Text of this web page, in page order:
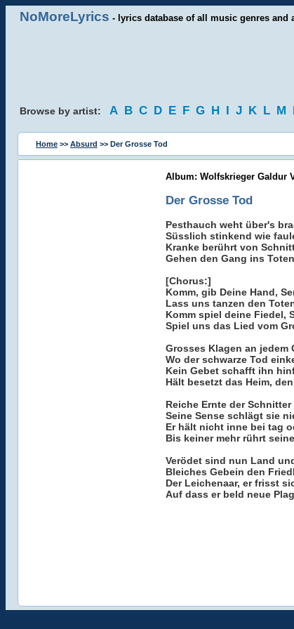
NoMoreLyrics - lyrics database of all music genres and
Browse by artist: A B C D E F G H I J K L M
Home >> Absurd >> Der Grosse Tod
Album: Wolfskrieger Galdur
Der Grosse Tod
Pesthauch weht über's
Süsslich stinkend wie
Kranke berührt von
Gehen den Gang ins
[Chorus:]
Komm, gib Deine Hand,
Lass uns tanzen den
Komm spiel deine Fiedel,
Spiel uns das Lied vom
Grosses Klagen an jedem
Wo der schwarze Tod
Kein Gebet schafft ihn
Hält besetzt das Heim,
Reiche Ernte der Schnitter
Seine Sense schlägt sie
Er hält nicht inne bei tag
Bis keiner mehr rührt
Verödet sind nun Land
Bleiches Gebein den
Der Leichenaar, er frisst
Auf dass er beld neue